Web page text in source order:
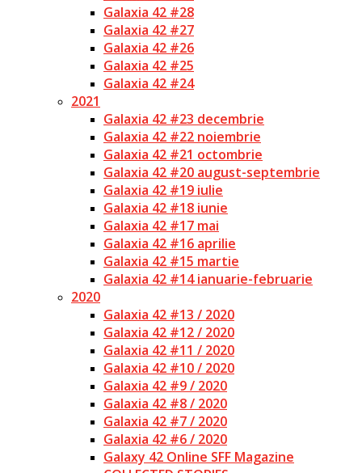
Galaxia 42 #28
Galaxia 42 #27
Galaxia 42 #26
Galaxia 42 #25
Galaxia 42 #24
2021
Galaxia 42 #23 decembrie
Galaxia 42 #22 noiembrie
Galaxia 42 #21 octombrie
Galaxia 42 #20 august-septembrie
Galaxia 42 #19 iulie
Galaxia 42 #18 iunie
Galaxia 42 #17 mai
Galaxia 42 #16 aprilie
Galaxia 42 #15 martie
Galaxia 42 #14 ianuarie-februarie
2020
Galaxia 42 #13 / 2020
Galaxia 42 #12 / 2020
Galaxia 42 #11 / 2020
Galaxia 42 #10 / 2020
Galaxia 42 #9 / 2020
Galaxia 42 #8 / 2020
Galaxia 42 #7 / 2020
Galaxia 42 #6 / 2020
Galaxy 42 Online SFF Magazine